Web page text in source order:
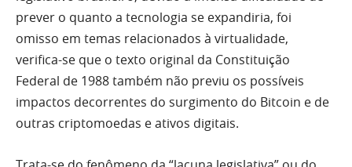
prever o quanto a tecnologia se expandiria, foi
omisso em temas relacionados à virtualidade,
verifica-se que o texto original da Constituição
Federal de 1988 também não previu os possíveis
impactos decorrentes do surgimento do Bitcoin e de
outras criptomoedas e ativos digitais.